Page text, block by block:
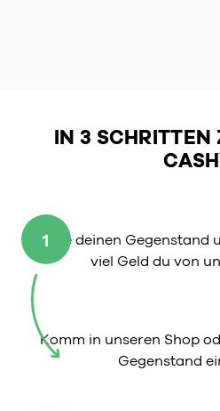
IN 3 SCHRITTEN
1
Wähle deinen
viel Geld du von
Komm in unseren Shop
Gegenstand